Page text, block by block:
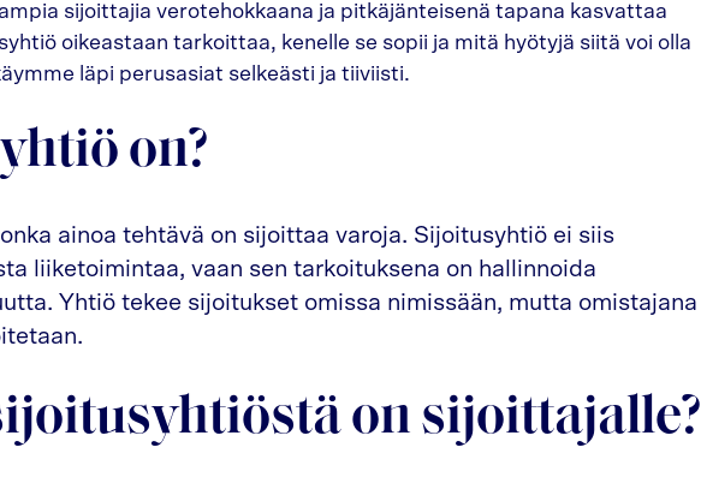
sijoittajia verotehokkaana ja pitkäjänteisenä tapana kasvattaa
oikeastaan tarkoittaa, kenelle se sopii ja mitä hyötyjä siitä voi olla
läpi perusasiat selkeästi ja tiiviisti.
on?
ainoa tehtävä on sijoittaa varoja. Sijoitusyhtiö ei siis
liiketoimintaa, vaan sen tarkoituksena on hallinnoida
Yhtiö tekee sijoitukset omissa nimissään, mutta omistajana
on sijoittajalle?